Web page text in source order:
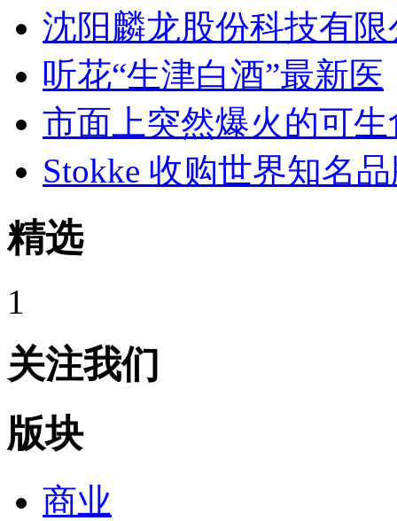
沈阳麟龙股份科技有限
听花“生津白酒”最新医
市面上突然爆火的可生
Stokke 收购世界知名
精选
1
关注我们
版块
商业